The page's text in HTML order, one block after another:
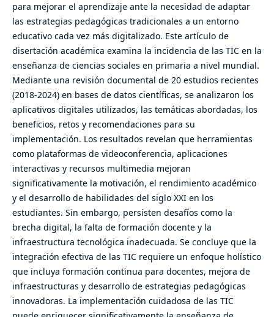
para mejorar el aprendizaje ante la necesidad de adaptar
las estrategias pedagógicas tradicionales a un entorno
educativo cada vez más digitalizado. Este artículo de
disertación académica examina la incidencia de las TIC en la
enseñanza de ciencias sociales en primaria a nivel mundial.
Mediante una revisión documental de 20 estudios recientes
(2018-2024) en bases de datos científicas, se analizaron los
aplicativos digitales utilizados, las temáticas abordadas, los
beneficios, retos y recomendaciones para su
implementación. Los resultados revelan que herramientas
como plataformas de videoconferencia, aplicaciones
interactivas y recursos multimedia mejoran
significativamente la motivación, el rendimiento académico
y el desarrollo de habilidades del siglo XXI en los
estudiantes. Sin embargo, persisten desafíos como la
brecha digital, la falta de formación docente y la
infraestructura tecnológica inadecuada. Se concluye que la
integración efectiva de las TIC requiere un enfoque holístico
que incluya formación continua para docentes, mejora de
infraestructuras y desarrollo de estrategias pedagógicas
innovadoras. La implementación cuidadosa de las TIC